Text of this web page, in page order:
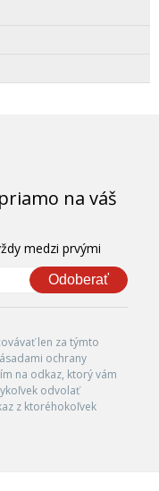
na váš
medzi prvými
Odoberať
len za týmto
ochrany
na odkaz, ktorý vám
odvolať
z ktoréhokoľvek